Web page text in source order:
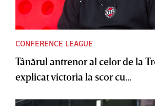
CONFERENCE LEAGUE
Tânărul antrenor al celor de la
explicat victoria la scor cu...